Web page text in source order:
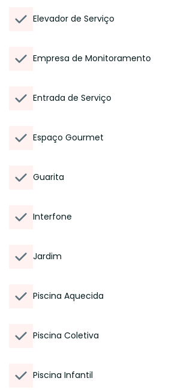
Elevador de Serviço
Empresa de Monitoramento
Entrada de Serviço
Espaço Gourmet
Guarita
Interfone
Jardim
Piscina Aquecida
Piscina Coletiva
Piscina Infantil